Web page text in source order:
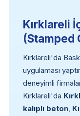
Kırklareli
(Stamped
Kırklareli'da
uygulaması
deneyimli
Kırklareli'da
kalıplı beton,